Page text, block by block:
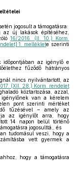
jogosult a támogatásra:
az új lakások építéséhez,
16/2016. (II. 10.) Korm.
1. melléklete szerinti
időpontjában az igénylő e
fűződő hátrányos
nincs nyilvántartott, az
(XII. 28.) Korm. rendelet
köztartozása, azzal,
van a kérelem
pont szerinti mértéket
tűzésével – amely az
az igénylőt arra, hogy
14 napon belül történő
jogosulttá,, és
tudomásul veszi, hogy a
vett gyermek a
hogy a támogatásra